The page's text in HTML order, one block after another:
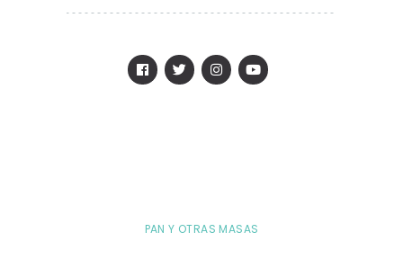
PAN Y OTRAS MASAS